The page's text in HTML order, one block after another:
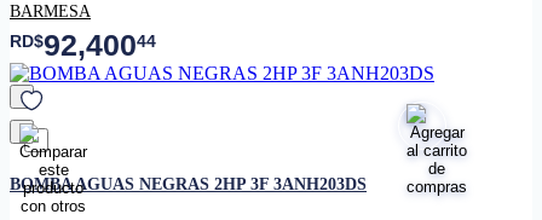
BARMESA
RD$92,40044
favorito
BOMBA AGUAS NEGRAS 2HP 3F 3ANH203DS